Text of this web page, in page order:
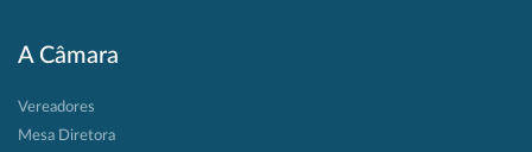
A Câmara
Vereadores
Mesa Diretora